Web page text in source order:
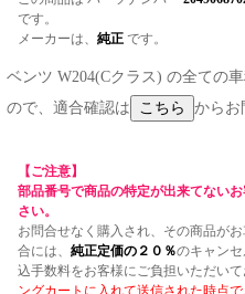
です。
メーカーは、 純正 です。
ベンツ W204(Cクラス) の全ての
ので、適合確認は
からお
【ご注意】
部品番号で商品の特定が出来てない
さい。
お問合せなく購入され、その商品が
合には、 純正定価の２０％のキャン
込手数料をお客様にご負担いただいて
ングカートに入れて送信された時点で